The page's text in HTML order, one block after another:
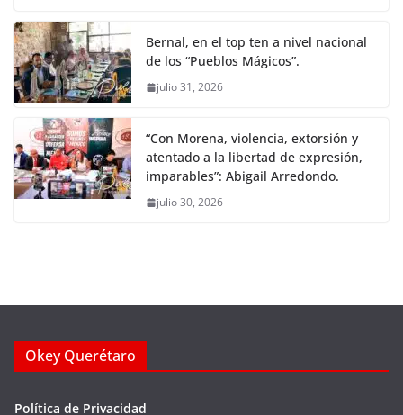
Bernal, en el top ten a nivel nacional
de los “Pueblos Mágicos”.
julio 31, 2026
“Con Morena, violencia, extorsión y
atentado a la libertad de expresión,
imparables”: Abigail Arredondo.
julio 30, 2026
Okey Querétaro
Política de Privacidad